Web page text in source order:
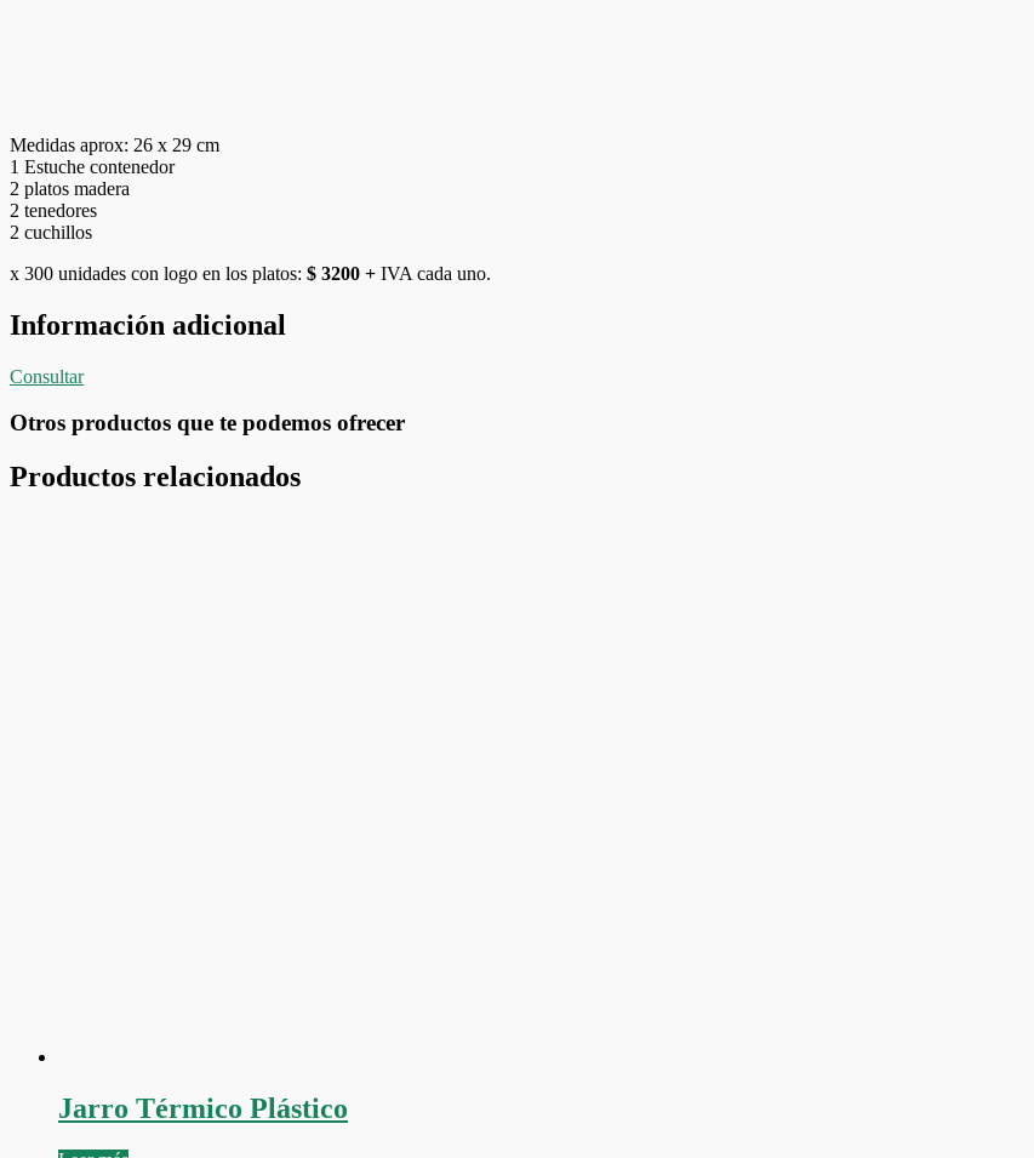
Medidas aprox: 26 x 29 cm
1 Estuche contenedor
2 platos madera
2 tenedores
2 cuchillos
x 300 unidades con logo en los platos: $ 3200 + IVA cada uno.
Información adicional
Consultar
Otros productos que te podemos ofrecer
Productos relacionados
Jarro Térmico Plástico